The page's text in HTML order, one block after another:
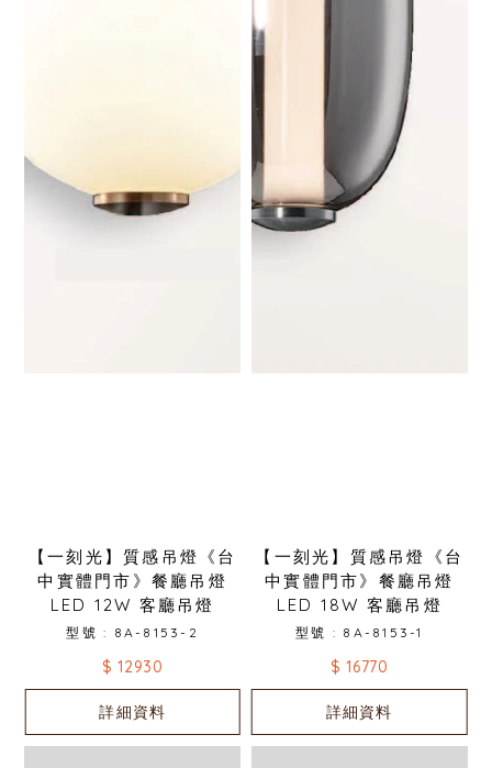
【一刻光】質感吊燈《台
中實體門市》餐廳吊燈
LED 12W 客廳吊燈
型號 : 8A-8153-2
$ 12930
詳細資料
【一刻光】質感吊燈《台
中實體門市》餐廳吊燈
LED 18W 客廳吊燈
型號 : 8A-8153-1
$ 16770
詳細資料